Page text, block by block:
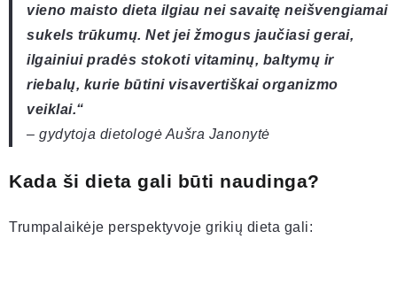
vieno maisto dieta ilgiau nei savaitę neišvengiamai
sukels trūkumų. Net jei žmogus jaučiasi gerai,
ilgainiui pradės stokoti vitaminų, baltymų ir
riebalų, kurie būtini visavertiškai organizmo
veiklai.“
– gydytoja dietologė Aušra Janonytė
Kada ši dieta gali būti naudinga?
Trumpalaikėje perspektyvoje grikių dieta gali: